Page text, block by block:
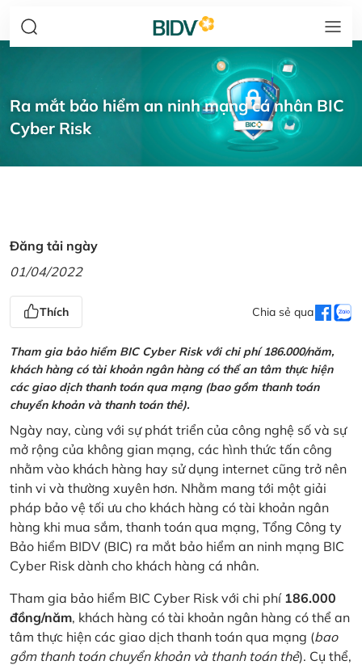
Ra mắt bảo hiểm an ninh mạng cá nhân BIC
Cyber Risk
Đăng tải ngày
01/04/2022
Thích Chia sẻ qua
Tham gia bảo hiểm BIC Cyber Risk với chi phí 186.000/năm,
khách hàng có tài khoản ngân hàng có thể an tâm thực hiện
các giao dịch thanh toán qua mạng (bao gồm thanh toán
chuyển khoản và thanh toán thẻ).
Ngày nay, cùng với sự phát triển của công nghệ số và sự
mở rộng của không gian mạng, các hình thức tấn công
nhằm vào khách hàng hay sử dụng internet cũng trở nên
tinh vi và thường xuyên hơn. Nhằm mang tới một giải
pháp bảo vệ tối ưu cho khách hàng có tài khoản ngân
hàng khi mua sắm, thanh toán qua mạng, Tổng Công ty
Bảo hiểm BIDV (BIC) ra mắt bảo hiểm an ninh mạng BIC
Cyber Risk dành cho khách hàng cá nhân.
Tham gia bảo hiểm BIC Cyber Risk với chi phí 186.000
đồng/năm, khách hàng có tài khoản ngân hàng có thể an
tâm thực hiện các giao dịch thanh toán qua mạng (bao
gồm thanh toán chuyển khoản và thanh toán thẻ). Cụ thể,